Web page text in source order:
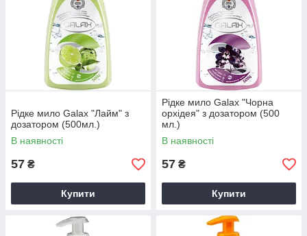
Рідке мило Galax "Лайм" з
дозатором (500мл.)
В наявності
57 ₴
Купити
Рідке мило Galax "Чорна
орхідея" з дозатором (500
мл.)
В наявності
57 ₴
Купити